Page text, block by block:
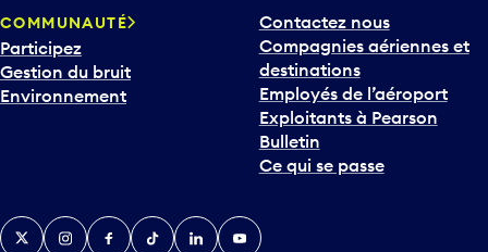
Participez
Gestion du bruit
Environnement
Compagnies aériennes et
destinations
Employés de l’aéroport
Exploitants à Pearson
Bulletin
Ce qui se passe